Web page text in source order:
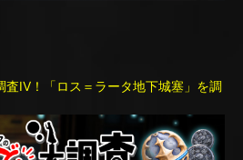
査IV！「ロス＝ラータ地下城塞」を調